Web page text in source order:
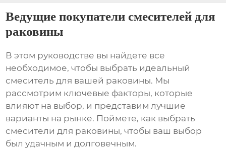
Ведущие покупатели смесителей для
раковины
В этом руководстве вы найдете все
необходимое, чтобы выбрать идеальный
смеситель для вашей раковины. Мы
рассмотрим ключевые факторы, которые
влияют на выбор, и представим лучшие
варианты на рынке. Поймете, как выбрать
смесители для раковины, чтобы ваш выбор
был удачным и долговечным.